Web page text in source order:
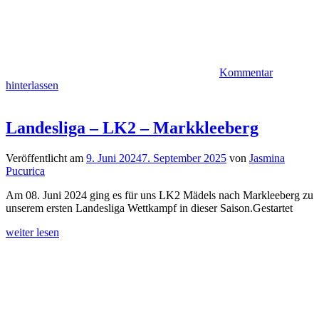
Kommentar
hinterlassen
Landesliga – LK2 – Markkleeberg
Veröffentlicht am 9. Juni 20247. September 2025 von Jasmina
Pucurica
Am 08. Juni 2024 ging es für uns LK2 Mädels nach Markleeberg zu
unserem ersten Landesliga Wettkampf in dieser Saison.Gestartet
weiter lesen